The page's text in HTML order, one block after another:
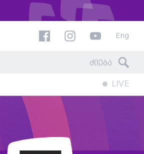
Eng
LIVE